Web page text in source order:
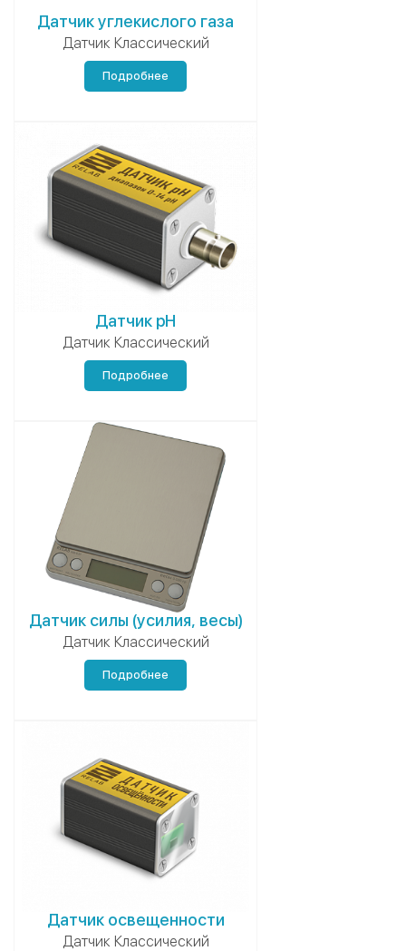
Датчик углекислого газа
Датчик Классический
Подробнее
Датчик pH
Датчик Классический
Подробнее
Датчик силы (усилия, весы)
Датчик Классический
Подробнее
Датчик освещенности
Датчик Классический